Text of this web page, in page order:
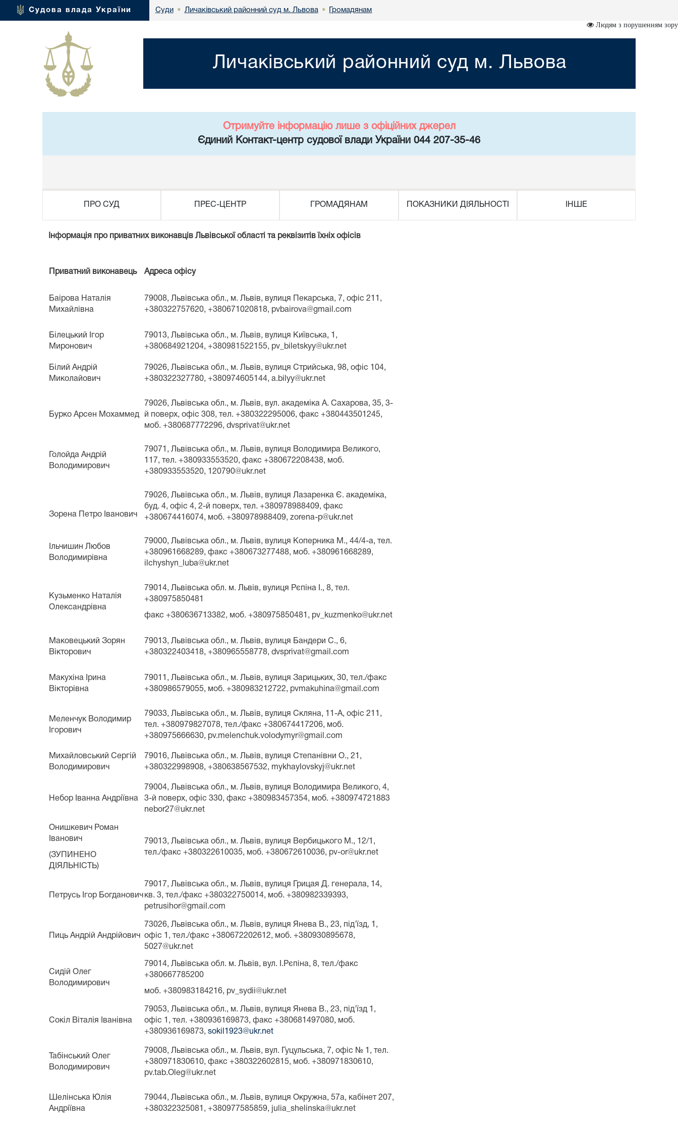
Судова влада України Суди • Личаківський районний суд м. Львова • Громадянам
Людям з порушенням зору
Личаківський районний суд м. Львова
Отримуйте інформацію лише з офіційних джерел
Єдиний Контакт-центр судової влади України 044 207-35-46
ПРО СУД ПРЕС-ЦЕНТР ГРОМАДЯНАМ ПОКАЗНИКИ ДІЯЛЬНОСТІ ІНШЕ
Інформація про приватних виконавців Львівської області та реквізитів їхніх офісів
Приватний виконавець Адреса офісу
Баірова Наталія
Михайлівна
79008, Львівська обл., м. Львів, вулиця Пекарська, 7, офіс 211,
+380322757620, +380671020818, pvbairova@gmail.com
Білецький Ігор
Миронович
79013, Львівська обл., м. Львів, вулиця Київська, 1,
+380684921204, +380981522155, pv_biletskyy@ukr.net
Білий Андрій
Миколайович
79026, Львівська обл., м. Львів, вулиця Стрийська, 98, офіс 104,
+380322327780, +380974605144, a.bilyy@ukr.net
Бурко Арсен Мохаммед
79026, Львівська обл., м. Львів, вул. академіка А. Сахарова, 35, 3-
й поверх, офіс 308, тел. +380322295006, факс +380443501245,
моб. +380687772296, dvsprivat@ukr.net
Голойда Андрій
Володимирович
79071, Львівська обл., м. Львів, вулиця Володимира Великого,
117, тел. +380933553520, факс +380672208438, моб.
+380933553520, 120790@ukr.net
Зорена Петро Іванович
79026, Львівська обл., м. Львів, вулиця Лазаренка Є. академіка,
буд. 4, офіс 4, 2-й поверх, тел. +380978988409, факс
+380674416074, моб. +380978988409, zorena-p@ukr.net
Ільчишин Любов
Володимирівна
79000, Львівська обл., м. Львів, вулиця Коперника М., 44/4-а, тел.
+380961668289, факс +380673277488, моб. +380961668289,
ilchyshyn_luba@ukr.net
Кузьменко Наталія
Олександрівна
79014, Львівська обл. м. Львів, вулиця Рєпіна І., 8, тел.
+380975850481
факс +380636713382, моб. +380975850481, pv_kuzmenko@ukr.net
Маковецький Зорян
Вікторович
79013, Львівська обл., м. Львів, вулиця Бандери С., 6,
+380322403418, +380965558778, dvsprivat@gmail.com
Макухіна Ірина
Вікторівна
79011, Львівська обл., м. Львів, вулиця Зарицьких, 30, тел./факс
+380986579055, моб. +380983212722, pvmakuhina@gmail.com
Меленчук Володимир
Ігорович
79033, Львівська обл., м. Львів, вулиця Скляна, 11-А, офіс 211,
тел. +380979827078, тел./факс +380674417206, моб.
+380975666630, pv.melenchuk.volodymyr@gmail.com
Михайловський Сергій
Володимирович
79016, Львівська обл., м. Львів, вулиця Степанівни О., 21,
+380322998908, +380638567532, mykhaylovskyj@ukr.net
Небор Іванна Андріївна
79004, Львівська обл., м. Львів, вулиця Володимира Великого, 4,
3-й поверх, офіс 330, факс +380983457354, моб. +380974721883
nebor27@ukr.net
Онишкевич Роман
Іванович
(ЗУПИНЕНО
ДІЯЛЬНІСТЬ)
79013, Львівська обл., м. Львів, вулиця Вербицького М., 12/1,
тел./факс +380322610035, моб. +380672610036, pv-or@ukr.net
Петрусь Ігор Богданович
79017, Львівська обл., м. Львів, вулиця Грицая Д. генерала, 14,
кв. 3, тел./факс +380322750014, моб. +380982339393,
petrusihor@gmail.com
Пиць Андрій Андрійович
73026, Львівська обл., м. Львів, вулиця Янева В., 23, під'їзд, 1,
офіс 1, тел./факс +380672202612, моб. +380930895678,
5027@ukr.net
Сидій Олег
Володимирович
79014, Львівська обл. м. Львів, вул. І.Рєпіна, 8, тел./факс
+380667785200
моб. +380983184216, pv_sydii@ukr.net
Сокіл Віталія Іванівна
79053, Львівська обл., м. Львів, вулиця Янева В., 23, під'їзд 1,
офіс 1, тел. +380936169873, факс +380681497080, моб.
+380936169873, sokil1923@ukr.net
Табінський Олег
Володимирович
79008, Львівська обл., м. Львів, вул. Гуцульська, 7, офіс № 1, тел.
+380971830610, факс +380322602815, моб. +380971830610,
pv.tab.Oleg@ukr.net
Шелінська Юлія
Андріївна
79044, Львівська обл., м. Львів, вулиця Окружна, 57а, кабінет 207,
+380322325081, +380977585859, julia_shelinska@ukr.net